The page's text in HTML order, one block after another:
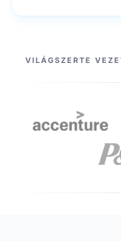
PARTNEREINK
VILÁGSZERTE